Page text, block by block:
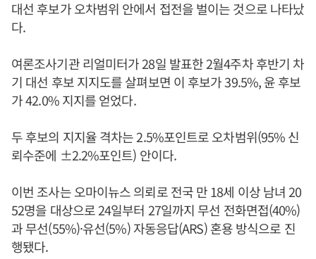
대선 후보가 오차범위 안에서 접전을 벌이는 것으로 나타났
다.
여론조사기관 리얼미터가 28일 발표한 2월4주차 후반기 차
기 대선 후보 지지도를 살펴보면 이 후보가 39.5%, 윤 후보
가 42.0% 지지를 얻었다.
두 후보의 지지율 격차는 2.5%포인트로 오차범위(95% 신
뢰수준에 ±2.2%포인트) 안이다.
이번 조사는 오마이뉴스 의뢰로 전국 만 18세 이상 남녀 20
52명을 대상으로 24일부터 27일까지 무선 전화면접(40%)
과 무선(55%)·유선(5%) 자동응답(ARS) 혼용 방식으로 진
행됐다.